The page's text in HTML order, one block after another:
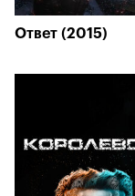
Ответ (2015)